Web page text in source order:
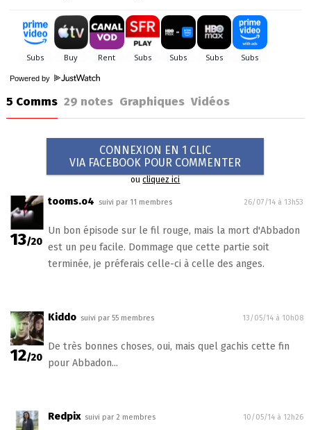
Powered by
5 Comms 29 notes Graphiques Vidéos
CONNEXION EN 1 CLIC
VIA FACEBOOK POUR COMMENTER
oucliquez ici
13/20
tooms.o4 suivi par 11 membres 26/07/14 à 13h53
Un bon épisode sur le fil rouge, mais la mort d'Abbadon
est un peu facile. Dommage que cette partie soit
terminée, je préferais celle-ci à celle des anges.
12/20
Kiddo suivi par 55 membres 13/05/14 à 10h08
De très bonnes choses, oui, mais quel gachis cette fin
pour Abbadon...
Redpix suivi par 2 membres 10/05/14 à 12h26